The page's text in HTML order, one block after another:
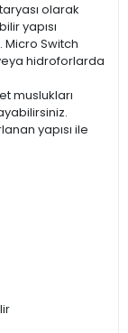
olarak
yapısı
Micro Switch
hidroforlarda
muslukları
yapısı ile